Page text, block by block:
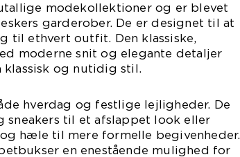
modekollektioner og er blevet
garderober. De er designet til at
ethvert outfit. Den klassiske,
moderne snit og elegante detaljer
klassisk og nutidig stil.
hverdag og festlige lejligheder. De
sneakers til et afslappet look eller
hæle til mere formelle begivenheder.
en enestående mulighed for